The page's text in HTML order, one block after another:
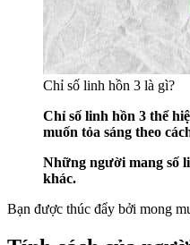
Chỉ số linh hồn 3 là gì?
Chỉ số linh hồn 3 thể
muốn tỏa sáng theo
Những người mang số
khác.
Bạn được thúc đẩy bởi mong